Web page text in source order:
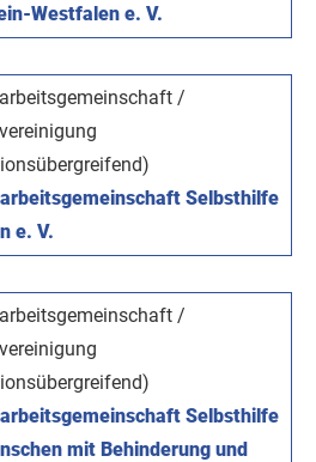
Westfalen e. V.
/
Selbsthilfe
e. V.
/
Selbsthilfe
mit Behinderung und